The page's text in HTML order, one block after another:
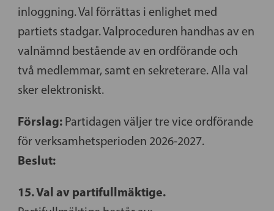
inloggning. Val förrättas i enlighet med
partiets stadgar. Valproceduren handhas av en
valnämnd bestående av en ordförande och
två medlemmar, samt en sekreterare. Alla val
sker elektroniskt.
Förslag:Partidagen väljer tre vice ordförande
för verksamhetsperioden 2026-2027.
Beslut:
15. Val av partifullmäktige.